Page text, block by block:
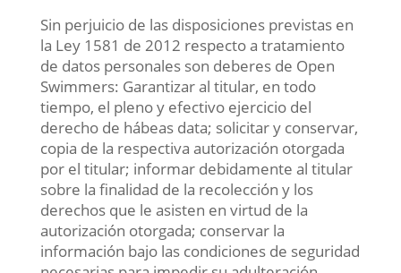
Sin perjuicio de las disposiciones previstas en
la Ley 1581 de 2012 respecto a tratamiento
de datos personales son deberes de Open
Swimmers: Garantizar al titular, en todo
tiempo, el pleno y efectivo ejercicio del
derecho de hábeas data; solicitar y conservar,
copia de la respectiva autorización otorgada
por el titular; informar debidamente al titular
sobre la finalidad de la recolección y los
derechos que le asisten en virtud de la
autorización otorgada; conservar la
información bajo las condiciones de seguridad